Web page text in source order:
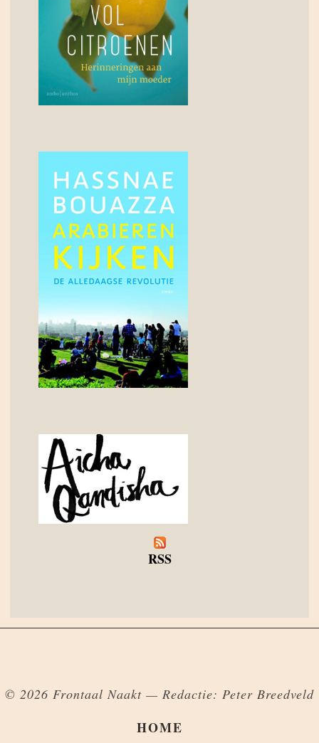
RSS
© 2026 Frontaal Naakt — Redactie: Peter Breedveld
HOME